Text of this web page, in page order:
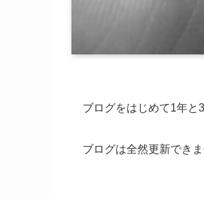
ブログをはじめて1年と3
ブログは全然更新でき